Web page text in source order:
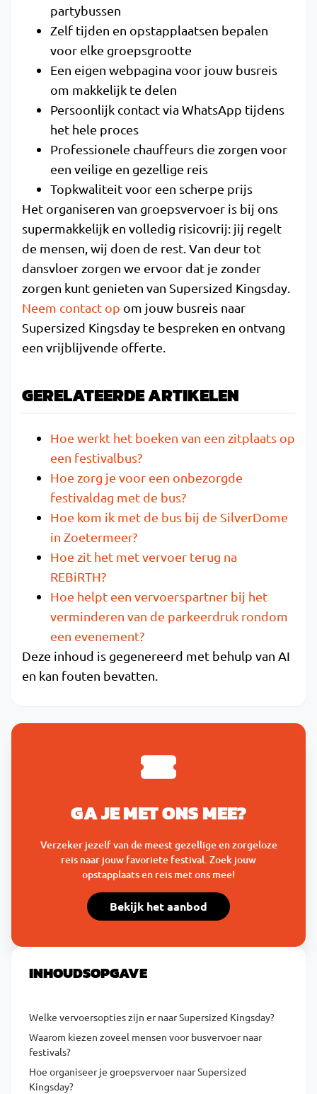
GA JE MET ONS MEE?
Verzeker jezelf van de meest gezellige en zorgeloze
reis naar jouw favoriete festival. Zoek jouw
opstapplaats en reis met ons mee!
Bekijk het aanbod
INHOUDSOPGAVE
Welke vervoersopties zijn er naar Supersized Kingsday?
Waarom kiezen zoveel mensen voor busvervoer naar
festivals?
Hoe organiseer je groepsvervoer naar Supersized
Kingsday?
partybussen
Zelf tijden en opstapplaatsen bepalen
voor elke groepsgrootte
Een eigen webpagina voor jouw busreis
om makkelijk te delen
Persoonlijk contact via WhatsApp tijdens
het hele proces
Professionele chauffeurs die zorgen voor
een veilige en gezellige reis
Topkwaliteit voor een scherpe prijs
Het organiseren van groepsvervoer is bij ons
supermakkelijk en volledig risicovrij: jij regelt
de mensen, wij doen de rest. Van deur tot
dansvloer zorgen we ervoor dat je zonder
zorgen kunt genieten van Supersized Kingsday.
Neem contact op om jouw busreis naar
Supersized Kingsday te bespreken en ontvang
een vrijblijvende offerte.
GERELATEERDE ARTIKELEN
Hoe werkt het boeken van een zitplaats op
een festivalbus?
Hoe zorg je voor een onbezorgde
festivaldag met de bus?
Hoe kom ik met de bus bij de SilverDome
in Zoetermeer?
Hoe zit het met vervoer terug na
REBiRTH?
Hoe helpt een vervoerspartner bij het
verminderen van de parkeerdruk rondom
een evenement?
Deze inhoud is gegenereerd met behulp van AI
en kan fouten bevatten.